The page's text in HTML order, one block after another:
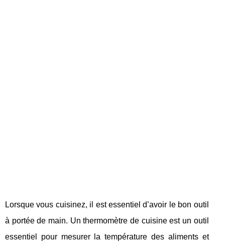
Lorsque vous cuisinez, il est essentiel d’avoir le bon outil
à portée de main. Un thermomètre de cuisine est un outil
essentiel pour mesurer la température des aliments et